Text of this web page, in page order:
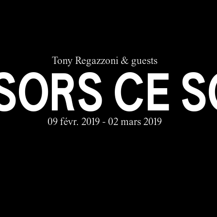
Tony Regazzoni & guests
CE
09 févr. 2019 - 02 mars 2019